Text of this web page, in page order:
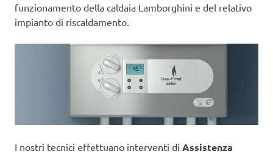
funzionamento della caldaia Lamborghini e del relativo
impianto di riscaldamento.
I nostri tecnici effettuano interventi di Assistenza